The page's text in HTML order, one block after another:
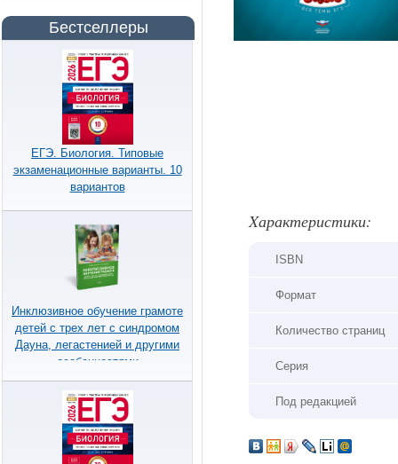
Бестселлеры
ЕГЭ. Биология. Типовые
экзаменационные варианты. 10
вариантов
Инклюзивное обучение грамоте
детей с трех лет с синдромом
Дауна, легастенией и другими
особенностями
Xарактеристики:
ISBN
Формат
Количество страниц
Серия
Под редакцией